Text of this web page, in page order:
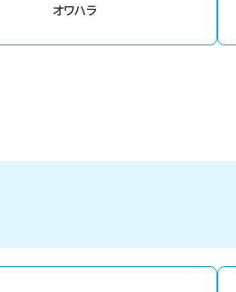
オワハラ